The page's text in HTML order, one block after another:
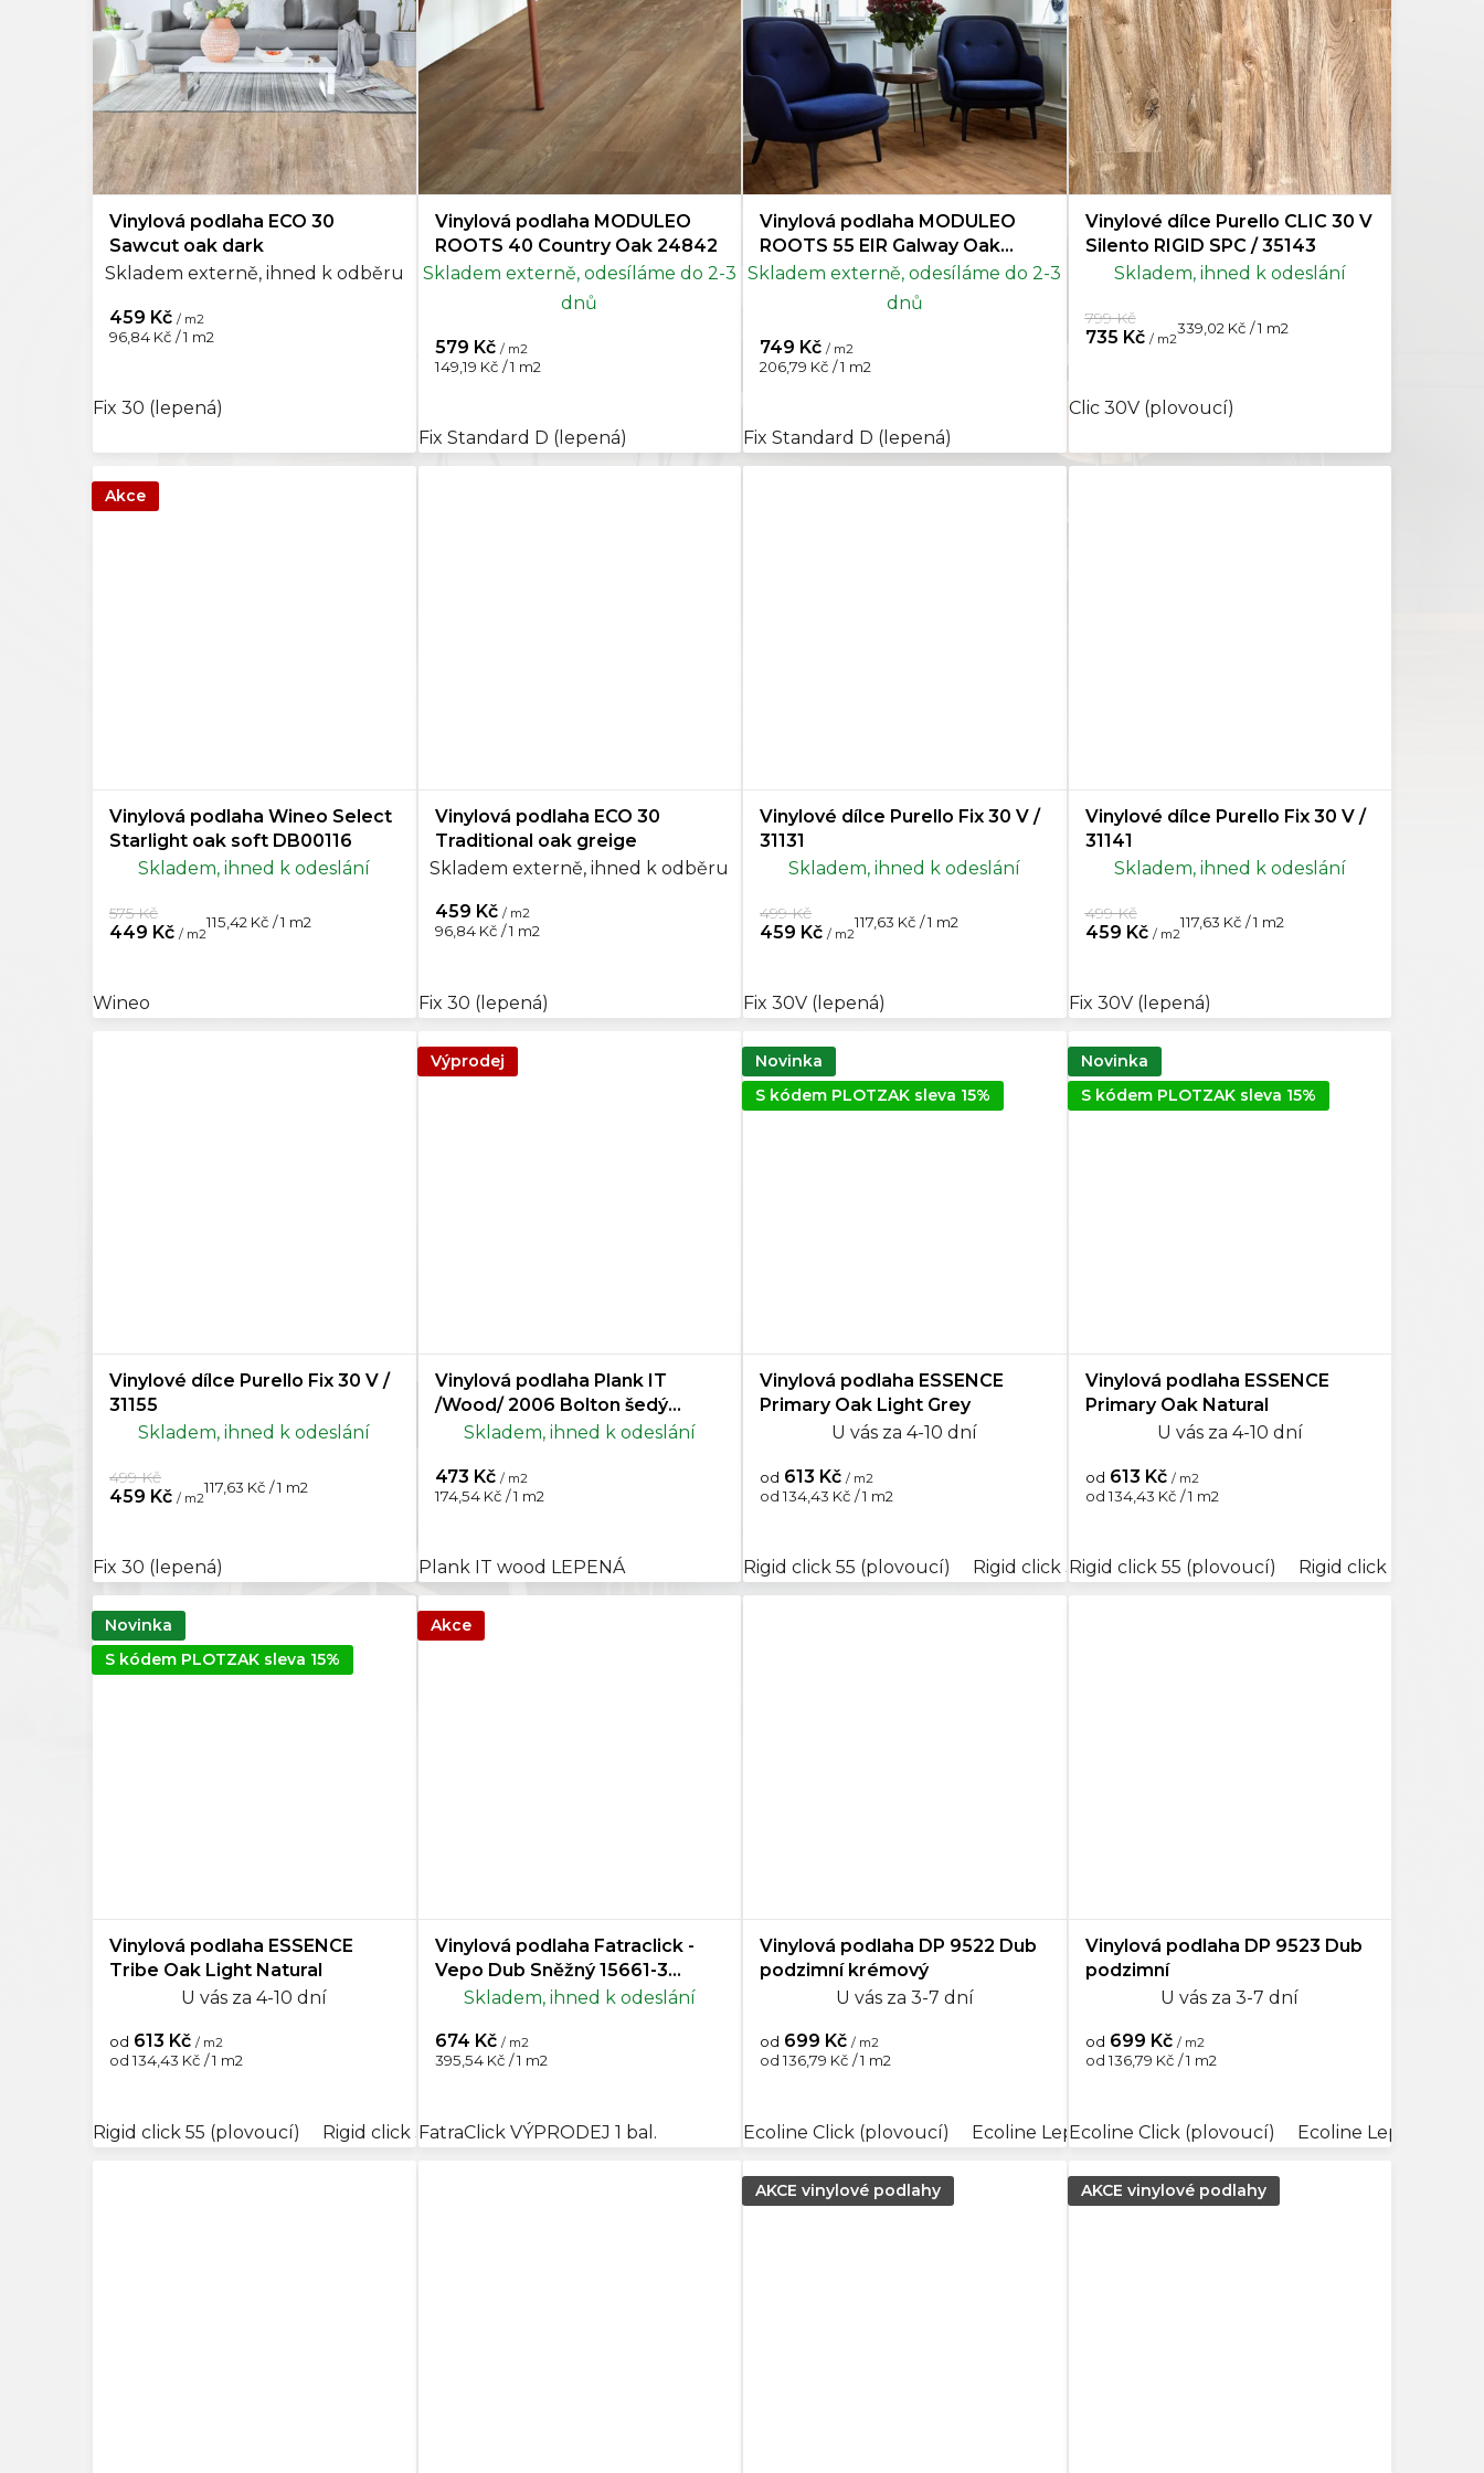
o
d
u
k
t
ů
Šedá 88
Tmavě šedá 3
Černá 13
Mocca 2
Šedohnědá 2
Ořech 1
Dlažba 3
Rybí kost 7
Mramor 4
Topol 1
Vinylová podlaha ECO 30
Sawcut oak dark
Skladem externě, ihned k odběru
459 Kč / m2
Měrná
96,84 Kč / 1 m2
Fix 30 (lepená)
Vinylová podlaha MODULEO
ROOTS 40 Country Oak 24842
Skladem externě, odesíláme do 2-3
dnů
579 Kč / m2
Měrná
149,19 Kč / 1 m2
Fix Standard D (lepená)
Vinylová podlaha MODULEO
ROOTS 55 EIR Galway Oak
87832
Skladem externě, odesíláme do 2-3
dnů
749 Kč / m2
Měrná
206,79 Kč / 1 m2
Fix Standard D (lepená)
Vinylové dílce Purello CLIC 30 V
Silento RIGID SPC / 35143
Skladem, ihned k odeslání
735 Kč / m2
799 Kč
Měrná
cena:
339,02 Kč / 1 m2
Clic 30V (plovoucí)
Akce
Vinylová podlaha Wineo Select
Starlight oak soft DB00116
Skladem, ihned k odeslání
449 Kč / m2
575 Kč
Měrná
cena:
115,42 Kč / 1 m2
Wineo
Vinylová podlaha ECO 30
Traditional oak greige
Skladem externě, ihned k odběru
459 Kč / m2
Měrná
96,84 Kč / 1 m2
Fix 30 (lepená)
Vinylové dílce Purello Fix 30 V /
31131
Skladem, ihned k odeslání
459 Kč / m2
499 Kč
Měrná
cena:
117,63 Kč / 1 m2
Fix 30V (lepená)
Vinylové dílce Purello Fix 30 V /
31141
Skladem, ihned k odeslání
459 Kč / m2
499 Kč
Měrná
cena:
117,63 Kč / 1 m2
Fix 30V (lepená)
Vinylové dílce Purello Fix 30 V /
31155
Skladem, ihned k odeslání
459 Kč / m2
499 Kč
Měrná
cena:
117,63 Kč / 1 m2
Fix 30 (lepená)
Výprodej
Vinylová podlaha Plank IT
/Wood/ 2006 Bolton šedý
VÝPRODEJ (4 balení)
Skladem, ihned k odeslání
473 Kč / m2
Měrná
174,54 Kč / 1 m2
Plank IT wood LEPENÁ
Novinka
S kódem PLOTZAK sleva 15%
Vinylová podlaha ESSENCE
Primary Oak Light Grey
U vás za 4-10 dní
od 613 Kč / m2
Měrná
od 134,43 Kč / 1 m2
Rigid click 55 (plovoucí) Rigid click 30 (plovoucí) GD 30 (lepená) GD 55
Novinka
S kódem PLOTZAK sleva 15%
Vinylová podlaha ESSENCE
Primary Oak Natural
U vás za 4-10 dní
od 613 Kč / m2
Měrná
od 134,43 Kč / 1 m2
Rigid click 55 (plovoucí) Rigid click 30
Novinka
S kódem PLOTZAK sleva 15%
Vinylová podlaha ESSENCE
Tribe Oak Light Natural
U vás za 4-10 dní
od 613 Kč / m2
Měrná
od 134,43 Kč / 1 m2
Rigid click 55 (plovoucí) Rigid click 30 (plovoucí) GD 30 (lepená) GD 55 (lepená)
Akce
Vinylová podlaha Fatraclick -
Vepo Dub Sněžný 15661-3
Výprodej posledního balení
Skladem, ihned k odeslání
674 Kč / m2
Měrná
395,54 Kč / 1 m2
FatraClick VÝPRODEJ 1 bal.
Vinylová podlaha DP 9522 Dub
podzimní krémový
U vás za 3-7 dní
od 699 Kč / m2
Měrná
od 136,79 Kč / 1 m2
Ecoline Click (plovoucí) Ecoline Lepený Aquaplus Click (plovoucí)
Vinylová podlaha DP 9523 Dub
podzimní
U vás za 3-7 dní
od 699 Kč / m2
Měrná
od 136,79 Kč / 1 m2
Ecoline Click (plovoucí) Ecoline Lepený
AKCE vinylové podlahy AKCE vinylové podlahy